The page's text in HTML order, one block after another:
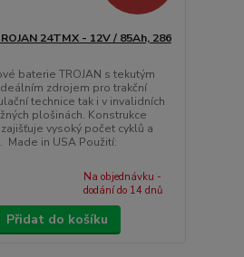
24TMX - 12V / 85Ah, 286
baterie TROJAN s tekutým
zdrojem pro trakční
technice tak i v invalidních
plošinách. Konstrukce
vysoký počet cyklů a
in USA Použití:
Na objednávku -
dodání do 14 dnů
Přidat do košíku